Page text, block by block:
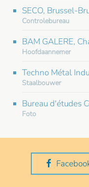
SECO, Brussel-
Controlebureau
BAM GALERE,
Hoofdaannemer
Techno Métal
Staalbouwer
Bureau d'études
Foto